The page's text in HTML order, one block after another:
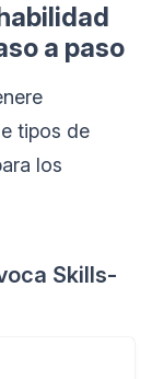
a paso
tipos de
los
Skills-